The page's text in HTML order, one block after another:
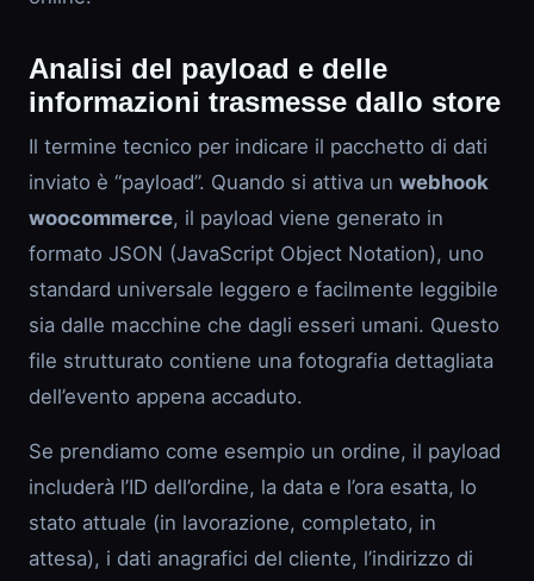
Analisi del payload e delle
informazioni trasmesse dallo store
Il termine tecnico per indicare il pacchetto di dati
inviato è “payload”. Quando si attiva un webhook
woocommerce, il payload viene generato in
formato JSON (JavaScript Object Notation), uno
standard universale leggero e facilmente leggibile
sia dalle macchine che dagli esseri umani. Questo
file strutturato contiene una fotografia dettagliata
dell’evento appena accaduto.
Se prendiamo come esempio un ordine, il payload
includerà l’ID dell’ordine, la data e l’ora esatta, lo
stato attuale (in lavorazione, completato, in
attesa), i dati anagrafici del cliente, l’indirizzo di